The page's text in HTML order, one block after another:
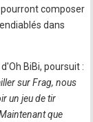
composer
dans
BiBi, poursuit :
sur Frag, nous
un jeu de tir
que